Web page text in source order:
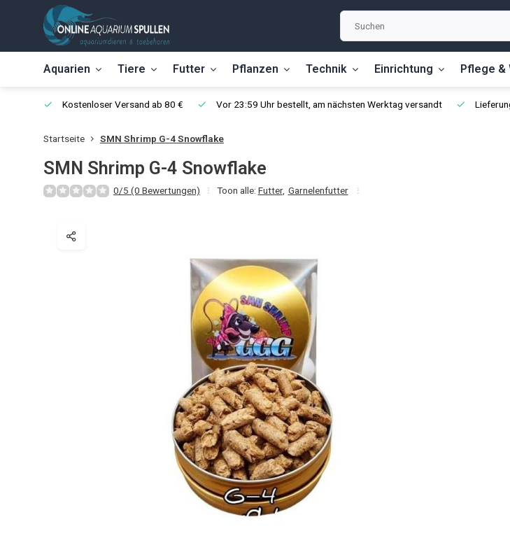
Aquarien Tiere Futter Pflanzen Technik Einrichtung Pflege &
Kostenloser Versand ab 80 € Vor 23:59 Uhr bestellt, am nächsten Werktag versandt
Startseite SMN Shrimp G-4 Snowflake
SMN Shrimp G-4 Snowflake
0/5 (0 Bewertungen) Toon alle: Futter, Garnelenfutter